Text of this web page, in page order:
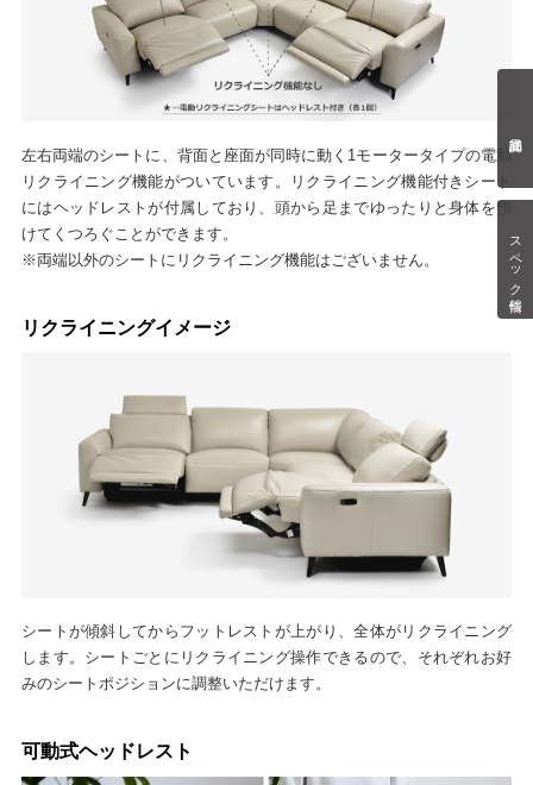
スペック情報
左右両端のシートに、背面と座面が同時に動く1モータータイプの電動
リクライニング機能がついています。リクライニング機能付きシート
にはヘッドレストが付属しており、頭から足までゆったりと身体を預
けてくつろぐことができます。
※両端以外のシートにリクライニング機能はございません。
リクライニングイメージ
シートが傾斜してからフットレストが上がり、全体がリクライニング
します。シートごとにリクライニング操作できるので、それぞれお好
みのシートポジションに調整いただけます。
可動式ヘッドレスト